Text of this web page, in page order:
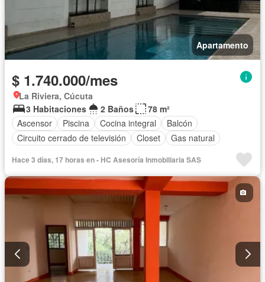
Apartamento
$ 1.740.000/mes
La Riviera, Cúcuta
3 Habitaciones
2 Baños
78 m²
Ascensor
Piscina Cocina integral
Balcón
Circuito cerrado de televisión
Closet Gas natural
Hace 3 días, 17 horas en - HC Asesoría Inmobiliaria SAS